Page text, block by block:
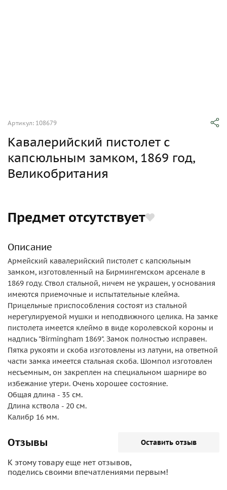
Артикул: 108679
Кавалерийский пистолет с
капсюльным замком, 1869 год,
Великобритания
Предмет отсутствует
Описание
Армейский кавалерийский пистолет с капсюльным
замком, изготовленный на Бирмингемском арсенале в
1869 году. Ствол стальной, ничем не украшен, у основания
имеются приемочные и испытательные клейма.
Прицельные приспособления состоят из стальной
нерегулируемой мушки и неподвижного целика. На замке
пистолета имеется клеймо в виде королевской короны и
надпись "Birmingham 1869". Замок полностью исправен.
Пятка рукояти и скоба изготовлены из латуни, на ответной
части замка имеется стальная скоба. Шомпол изготовлен
несъемным, он закреплен на специальном шарнире во
избежание утери. Очень хорошее состояние.
Общая длина - 35 см.
Длина кствола - 20 см.
Калибр 16 мм.
Отзывы Оставить отзыв
К этому товару еще нет отзывов,
поделись своими впечатлениями первым!